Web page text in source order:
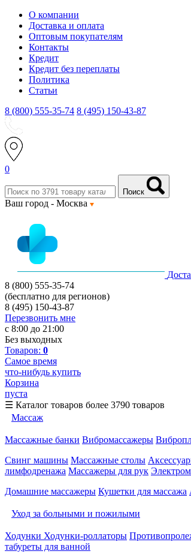
О компании
Доставка и оплата
Оптовым покупателям
Контакты
Кредит
Кредит без переплаты
Политика
Статьи
8 (800) 555-35-74 8 (495) 150-43-87
0
Поиск
Ваш город - Москва
8 (800) 555-35-74
(бесплатно для регионов)
8 (495) 150-43-87
Перезвонить мне
с 8:00 до 21:00
Без выходных
Товаров: 0
Самое время
что-нибудь купить
Корзина
пуста
☰ Каталог товаров более 3790 товаров
Массаж
Массажные банки Вибромассажеры
Свинг машины Массажные столы
лимфодренажа Массажеры для рук
Домашние массажеры Кушетки для массажа
Уход за больными и пожилыми
Ходунки Ходунки-роллаторы
табуреты для ванной